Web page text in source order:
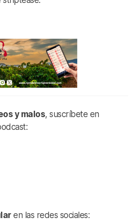
y malos, suscríbete en
en las redes sociales: